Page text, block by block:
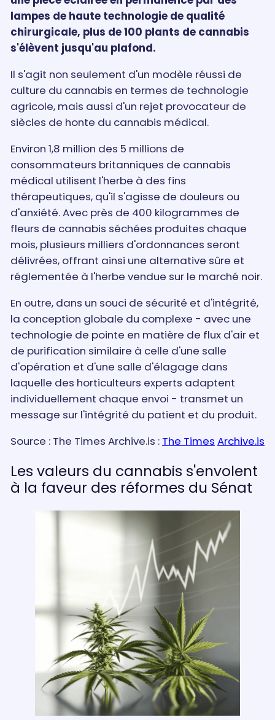
lampes de haute technologie de qualité
chirurgicale, plus de 100 plants de cannabis
s'élèvent jusqu'au plafond.
Il s'agit non seulement d'un modèle réussi de
culture du cannabis en termes de technologie
agricole, mais aussi d'un rejet provocateur de
siècles de honte du cannabis médical.
Environ 1,8 million des 5 millions de
consommateurs britanniques de cannabis
médical utilisent l'herbe à des fins
thérapeutiques, qu'il s'agisse de douleurs ou
d'anxiété. Avec près de 400 kilogrammes de
fleurs de cannabis séchées produites chaque
mois, plusieurs milliers d'ordonnances seront
délivrées, offrant ainsi une alternative sûre et
réglementée à l'herbe vendue sur le marché noir.
En outre, dans un souci de sécurité et d'intégrité,
la conception globale du complexe - avec une
technologie de pointe en matière de flux d'air et
de purification similaire à celle d'une salle
d'opération et d'une salle d'élagage dans
laquelle des horticulteurs experts adaptent
individuellement chaque envoi - transmet un
message sur l'intégrité du patient et du produit.
Source : The Times Archive.is : The Times Archive.is
Les valeurs du cannabis s'envolent
à la faveur des réformes du Sénat